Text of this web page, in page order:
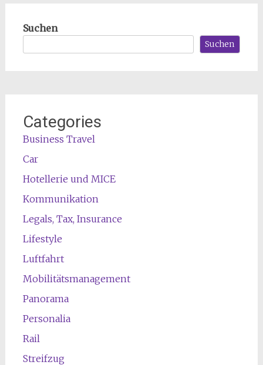
Suchen
Suchen
Categories
Business Travel
Car
Hotellerie und MICE
Kommunikation
Legals, Tax, Insurance
Lifestyle
Luftfahrt
Mobilitätsmanagement
Panorama
Personalia
Rail
Streifzug